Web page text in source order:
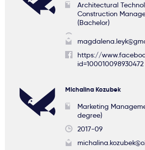
Architectural
Construction
(Bachelor)
https://
id=100010098930472
Michalina Kozubek
Marketing
degree)
2017-09